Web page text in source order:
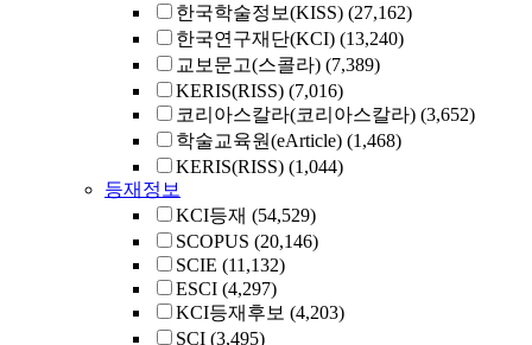
한국학술정보(KISS) (27,162)
한국연구재단(KCI) (13,240)
교보문고(스콜라) (7,389)
KERIS(RISS) (7,016)
코리아스칼라(코리아스칼라) (3,652)
학술교육원(eArticle) (1,468)
KERIS(RISS) (1,044)
등재정보
KCI등재 (54,529)
SCOPUS (20,146)
SCIE (11,132)
ESCI (4,297)
KCI등재후보 (4,203)
SCI (3,495)